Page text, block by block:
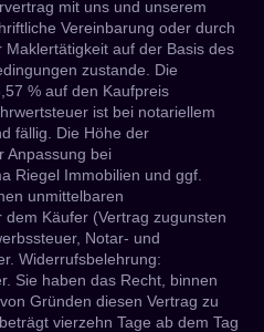
mit uns und unserem
Vereinbarung oder durch
auf der Basis des
zustande. Die
% auf den Kaufpreis
ist bei notariellem
fällig. Die Höhe der
Anpassung bei
Riegel Immobilien und ggf.
unmittelbaren
Käufer (Vertrag zugunsten
Notar- und
Widerrufsbelehrung:
Sie haben das Recht, binnen
Gründen diesen Vertrag zu
vierzehn Tage ab dem Tag